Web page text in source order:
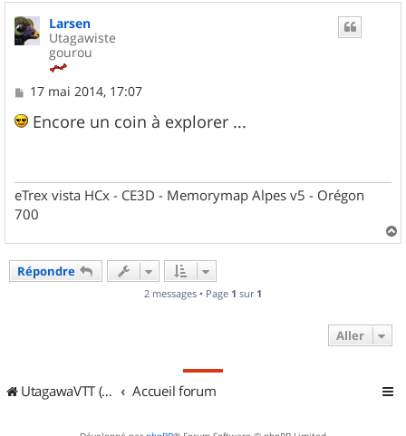
u
Larsen
Utagawiste
gourou
M
s
17 mai 2014, 17:07
Encore un coin à explorer ...
eTrex vista HCx - CE3D - Memorymap Alpes v5 - Orégon
700
a
Répondre
2 messages • Page 1 sur 1
Aller
UtagawaVTT (Randos VTT et VTTAE avec traces GPS) Accueil forum